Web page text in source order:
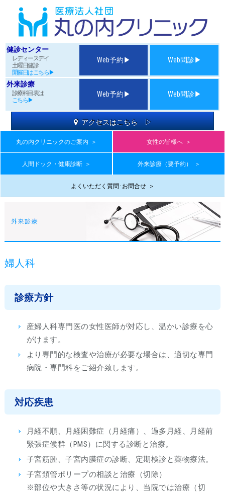
健診センター
レディースデイ
土曜日健診
開催日はこちら▶
Web予約▶ Web問診▶
外来診療
診療科目表は
こちら▶
Web予約▶ Web問診▶
アクセスはこちら ▷
丸の内クリニックのご案内 ＞ 女性の皆様へ ＞
人間ドック・健康診断 ＞ 外来診療（要予約） ＞
よくいただく質問･お問合せ ＞
婦人科
診療方針
産婦人科専門医の女性医師が対応し、温かい診療を心
がけます。
より専門的な検査や治療が必要な場合は、適切な専門
病院・専門科をご紹介致します。
対応疾患
月経不順、月経困難症（月経痛）、過多月経、月経前
緊張症候群（PMS）に関する診断と治療。
子宮筋腫、子宮内膜症の診断、定期検診と薬物療法。
子宮頚管ポリープの相談と治療（切除）
※部位や大きさ等の状況により、当院では治療（切